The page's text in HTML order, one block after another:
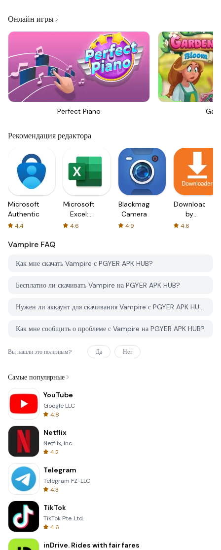
Онлайн игры
Perfect Piano
Рекомендация редактора
Microsoft
Authenticator
4.4
Microsoft
Excel:
Spreadsheets
4.6
Blackmagic
Camera
4.9
Downloader
by
AFTVnews
4.6
Vampire FAQ
Как мне скачать Vampire с PGYER APK HUB?
Бесплатно ли скачивать Vampire на PGYER APK HUB?
Нужен ли аккаунт для скачивания Vampire с PGYER APK HUB?
Как мне сообщить о проблеме с Vampire на PGYER APK HUB?
Вы нашли это полезным? Да Нет
Самые популярные
YouTube
Google LLC
4.8
Netflix
Netflix, Inc.
4.2
Telegram
Telegram FZ-LLC
4.3
TikTok
TikTok Pte. Ltd.
4.6
inDrive. Rides with fair fares